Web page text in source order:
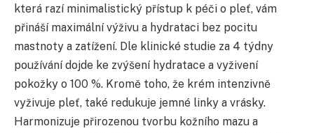
která razí minimalistický přístup k péči o pleť, vám
přináší maximální výživu a hydrataci bez pocitu
mastnoty a zatížení. Dle klinické studie za 4 týdny
používání dojde ke zvýšení hydratace a vyživení
pokožky o 100 %. Kromě toho, že krém intenzivně
vyživuje pleť, také redukuje jemné linky a vrásky.
Harmonizuje přirozenou tvorbu kožního mazu a